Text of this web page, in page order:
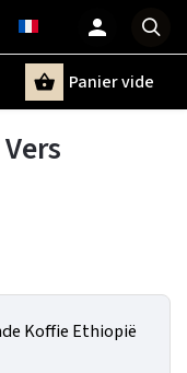
Panier vide
Koffie Ethiopië